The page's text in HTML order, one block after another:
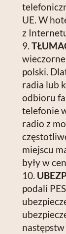
UE. W
z
polski.
radia lub
odbioru
telefonie
radio z
miejscu
były w
podali